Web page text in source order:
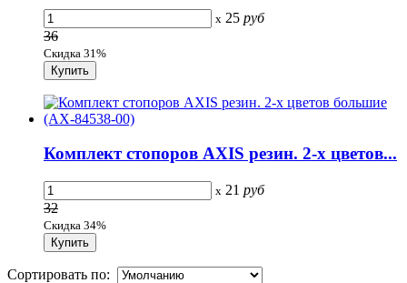
x 25 руб
36
Скидка 31%
Комплект стопоров AXIS резин. 2-х цветов...
x 21 руб
32
Скидка 34%
Сортировать по: